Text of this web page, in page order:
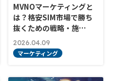
MVNOマーケティングと
は？格安SIM市場で勝ち
抜くための戦略・施…
2026.04.09
マーケティング